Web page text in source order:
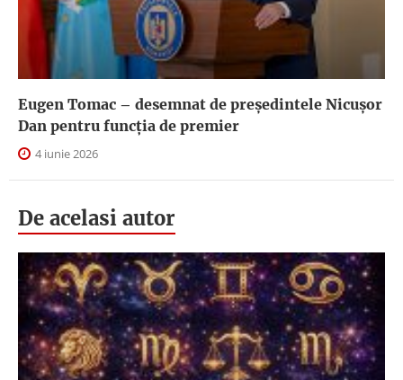
Eugen Tomac – desemnat de președintele Nicușor
Dan pentru funcția de premier
4 iunie 2026
De acelasi autor